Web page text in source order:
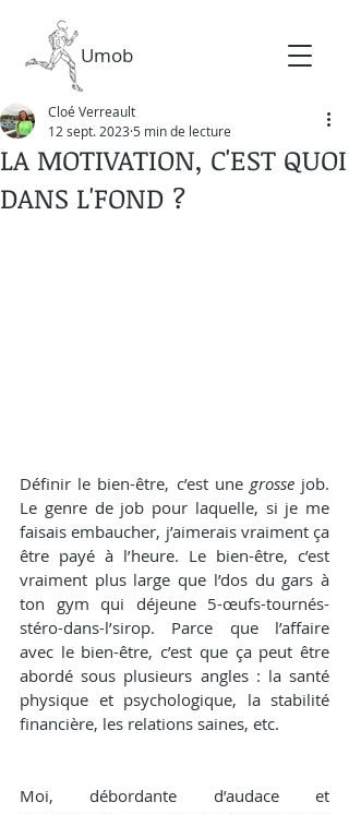
Umob
LA MOTIVATION, C'EST QUOI
DANS L'FOND ?
Cloé Verreault
12 sept. 2023 5 min de lecture
Définir le bien-être, c’est une grosse job.
Le genre de job pour laquelle, si je me
faisais embaucher, j’aimerais vraiment ça
être payé à l’heure. Le bien-être, c’est
vraiment plus large que l’dos du gars à
ton gym qui déjeune 5-œufs-tournés-
stéro-dans-l’sirop. Parce que l’affaire
avec le bien-être, c’est que ça peut être
abordé sous plusieurs angles : la santé
physique et psychologique, la stabilité
financière, les relations saines, etc.
Moi, débordante d’audace et